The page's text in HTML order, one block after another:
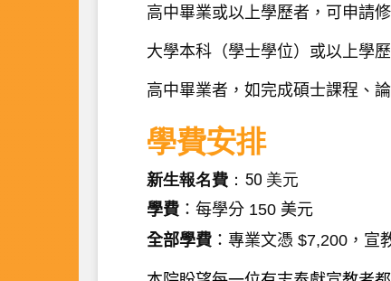
高中畢業或以上學歷者，可申請
大學本科（學士學位）或以上學
高中畢業者，如完成碩士課程、
學費安排
新生報名費 ：50 美元
學費 ：每學分 150 美元
全部學費 ：專業文憑 $7,200 ，宣